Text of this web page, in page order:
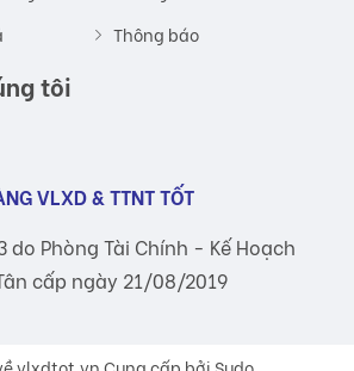
Thông báo
tôi
VLXD & TTNT TỐT
do Phòng Tài Chính - Kế Hoạch
cấp ngày 21/08/2019